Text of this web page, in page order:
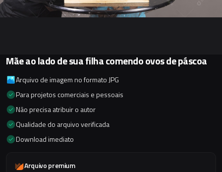
Mãe ao lado de sua filha comendo ovos de páscoa
Arquivo de imagem no formato JPG
Para projetos comerciais e pessoais
Não precisa atribuir o autor
Qualidade do arquivo verificada
Download imediato
Arquivo premium